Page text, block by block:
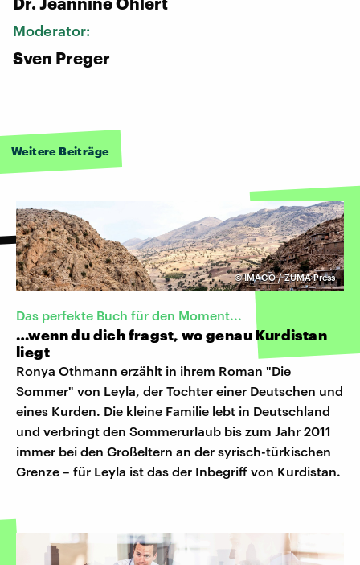
Moderator:
Sven Preger
Weitere Beiträge
©IMAGO / ZUMA Press
Das perfekte Buch für den Moment...
…wenn du dich fragst, wo genau Kurdistan
liegt
Ronya Othmann erzählt in ihrem Roman "Die
Sommer" von Leyla, der Tochter einer Deutschen und
eines Kurden. Die kleine Familie lebt in Deutschland
und verbringt den Sommerurlaub bis zum Jahr 2011
immer bei den Großeltern an der syrisch-türkischen
Grenze – für Leyla ist das der Inbegriff von Kurdistan.